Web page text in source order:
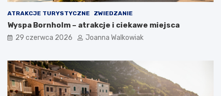
ATRAKCJE TURYSTYCZNE ZWIEDZANIE
Wyspa Bornholm – atrakcje i ciekawe miejsca
29 czerwca 2026 Joanna Walkowiak